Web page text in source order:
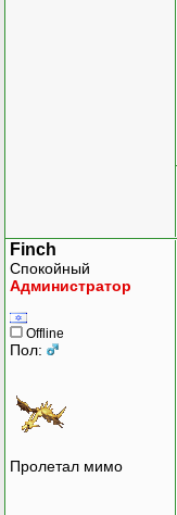
Finch
Спокойный
Администратор
Offline
Пол:
Пролетал мимо